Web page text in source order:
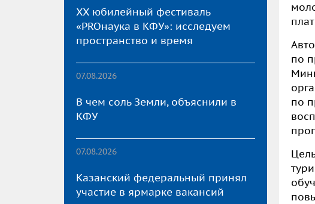
XX юбилейный фестиваль
«PROнаука в КФУ»: исследуем
пространство и время
07.08.2026
В чем соль Земли, объяснили в
КФУ
07.08.2026
Казанский федеральный принял
участие в ярмарке вакансий
по
по